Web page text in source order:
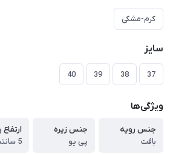
کرم-مشکی
سایز
37
38
39
40
ویژگی‌ها
جنس رویه
بافت
جنس زیره
پی یو
5 سانتیمتر